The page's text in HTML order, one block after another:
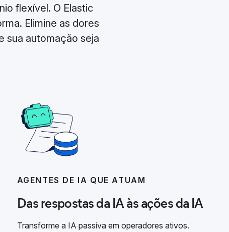
flexível. O Elastic
Elimine as dores
sua automação seja
AGENTES DE IA QUE ATUAM
Das respostas da IA às ações da IA
Transforme a IA passiva em operadores ativos.